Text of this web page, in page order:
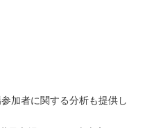
加者に関する分析も提供し